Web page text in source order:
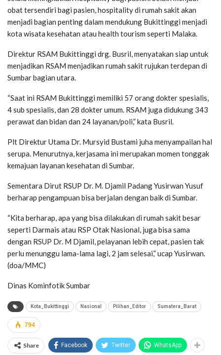
obat tersendiri bagi pasien, hospitality di rumah sakit akan
menjadi bagian penting dalam mendukung Bukittinggi menjadi
kota wisata kesehatan atau health tourism seperti Malaka.
Direktur RSAM Bukittinggi drg. Busril, menyatakan siap untuk
menjadikan RSAM menjadikan rumah sakit rujukan terdepan di
Sumbar bagian utara.
“Saat ini RSAM Bukittinggi memiliki 57 orang dokter spesialis,
4 sub spesialis, dan 28 dokter umum. RSAM juga didukung 343
perawat dan bidan dan 24 layanan/poli,” kata Busril.
Plt Direktur Utama Dr. Mursyid Bustami juha menyampailan hal
serupa. Menurutnya, kerjasama ini merupakan momen tonggak
kemajuan layanan kesehatan di Sumbar.
Sementara Dirut RSUP Dr. M. Djamil Padang Yusirwan Yusuf
berharap pengampuan bisa berjalan dengan baik di Sumbar.
“Kita berharap, apa yang bisa dilakukan di rumah sakit besar
seperti Darmais atau RSP Otak Nasional, juga bisa sama
dengan RSUP Dr. M Djamil, pelayanan lebih cepat, pasien tak
perlu menunggu lama-lama lagi, 2 jam selesai,” ucap Yusirwan.
(doa/MMC)
Dinas Kominfotik Sumbar
Kota_Bukittinggi Nasional Pilihan_Editor Sumatera_Barat
794
Share Facebook Twitter WhatsApp